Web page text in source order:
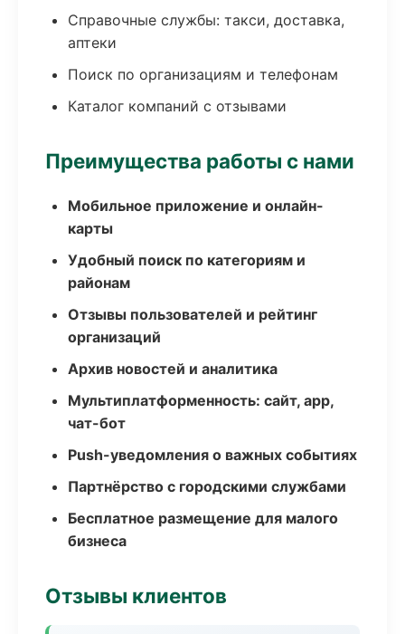
Справочные службы: такси, доставка,
аптеки
Поиск по организациям и телефонам
Каталог компаний с отзывами
Преимущества работы с нами
Мобильное приложение и онлайн-
карты
Удобный поиск по категориям и
районам
Отзывы пользователей и рейтинг
организаций
Архив новостей и аналитика
Мультиплатформенность: сайт, app,
чат-бот
Push-уведомления о важных событиях
Партнёрство с городскими службами
Бесплатное размещение для малого
бизнеса
Отзывы клиентов